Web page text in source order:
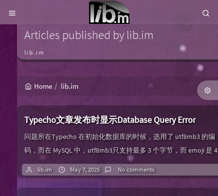
Articles published by lib.im
lib.im
Home lib.im
Typecho文章发布时显示Database Query Error
问题所在Typecho 在初始化数据库的时候，选用了 utf8mb3 的编
码，而在 MySQL 中，utf8mb3只支持最多 3 个字节，而 emoji 是 4
个字节，所以出现该问题。只要文章中添加了 emoji，保存文章
会显示 Database Query Error。解决方案1.删除emoji表情简单易
用，立竿见影。但是治标不治本。2.修改数据库编码步骤1：进
lib.im May 7, 2025 No comments